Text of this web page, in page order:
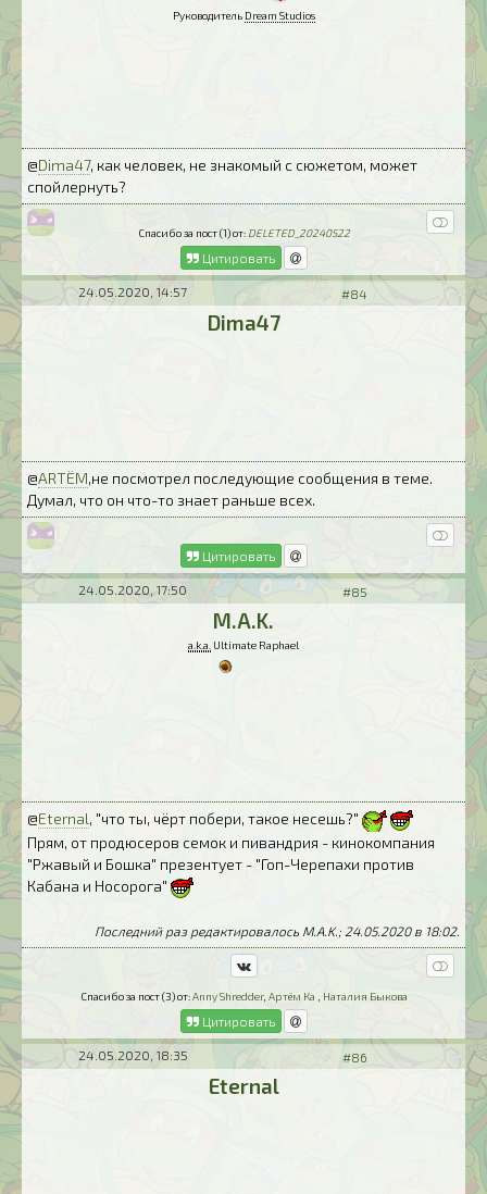
Руководитель Dream Studios
@Dima47, как человек, не знакомый с сюжетом, может
спойлернуть?
Спасибо за пост (1) от: DELETED_20240522
Цитировать
24.05.2020, 14:57 #84
Dima47
@ARTЁM,не посмотрел последующие сообщения в теме.
Думал, что он что-то знает раньше всех.
Цитировать
24.05.2020, 17:50 #85
M.A.K.
a.k.a. Ultimate Raphael
@Eternal, "что ты, чёрт побери, такое несешь?"
Прям, от продюсеров семок и пивандрия - кинокомпания
"Ржавый и Бошка" презентует - "Гоп-Черепахи против
Кабана и Носорога"
Последний раз редактировалось M.A.K.; 24.05.2020 в 18:02.
Спасибо за пост (3) от: Anny Shredder, Артём Ка Наталия Быкова
Цитировать
24.05.2020, 18:35 #86
Eternal